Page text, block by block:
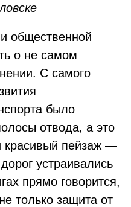
общественной
о не самом
С самого
было
отвода, а это
красивый пейзаж —
устраивались
прямо говорится,
только защита от